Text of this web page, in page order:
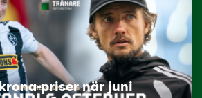
priser när juni